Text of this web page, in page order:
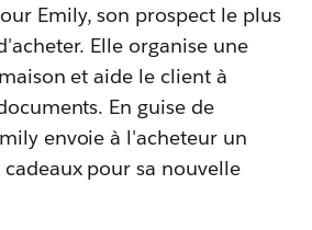
Emily, son prospect le plus
Elle organise une
et aide le client à
En guise de
envoie à l'acheteur un
pour sa nouvelle